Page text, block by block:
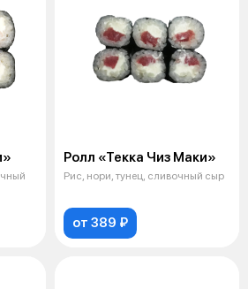
Ролл «Текка Чиз Маки»
Рис, нори, тунец, сливочный сыр
от 389 ₽